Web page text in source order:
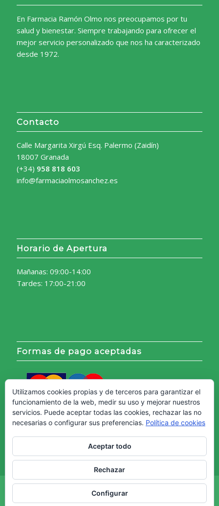
En Farmacia Ramón Olmo nos preocupamos por tu
salud y bienestar. Siempre trabajando para ofrecer el
mejor servicio personalizado que nos ha caracterizado
desde 1972.
Contacto
Calle Margarita Xirgú Esq. Palermo (Zaidín)
18007 Granada
(+34) 958 818 603
info@farmaciaolmosanchez.es
Horario de Apertura
Mañanas: 09:00-14:00
Tardes: 17:00-21:00
Formas de pago aceptadas
Copyright © - Web creada por Diseño Web Granada.
Utilizamos cookies propias y de terceros para garantizar el
funcionamiento de la web, medir su uso y mejorar nuestros
servicios. Puede aceptar todas las cookies, rechazar las no
necesarias o configurar sus preferencias. Política de cookies
Aceptar todo
Rechazar
Configurar